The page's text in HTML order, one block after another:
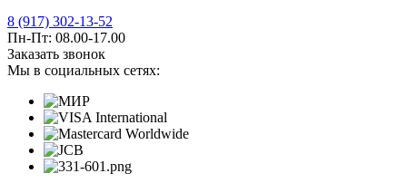
8 (917) 302-13-52
Пн-Пт: 08.00-17.00
Заказать звонок
Мы в социальных сетях: